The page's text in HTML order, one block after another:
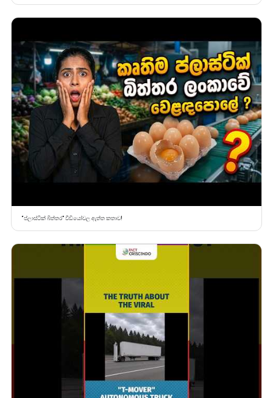
“ප්ලාස්ටික් බිත්තර” වීඩියෝවල ඇත්ත කතාව!